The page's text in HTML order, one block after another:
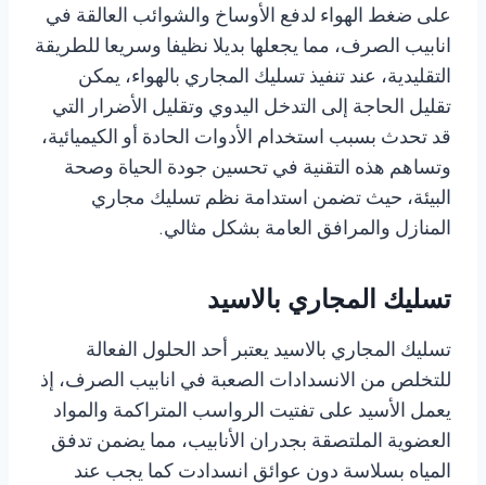
على ضغط الهواء لدفع الأوساخ والشوائب العالقة في
انابيب الصرف، مما يجعلها بديلا نظيفا وسريعا للطريقة
التقليدية، عند تنفيذ تسليك المجاري بالهواء، يمكن
تقليل الحاجة إلى التدخل اليدوي وتقليل الأضرار التي
قد تحدث بسبب استخدام الأدوات الحادة أو الكيميائية،
وتساهم هذه التقنية في تحسين جودة الحياة وصحة
البيئة، حيث تضمن استدامة نظم تسليك مجاري
المنازل والمرافق العامة بشكل مثالي.
تسليك المجاري بالاسيد
تسليك المجاري بالاسيد يعتبر أحد الحلول الفعالة
للتخلص من الانسدادات الصعبة في انابيب الصرف، إذ
يعمل الأسيد على تفتيت الرواسب المتراكمة والمواد
العضوية الملتصقة بجدران الأنابيب، مما يضمن تدفق
المياه بسلاسة دون عوائق انسدادت كما يجب عند